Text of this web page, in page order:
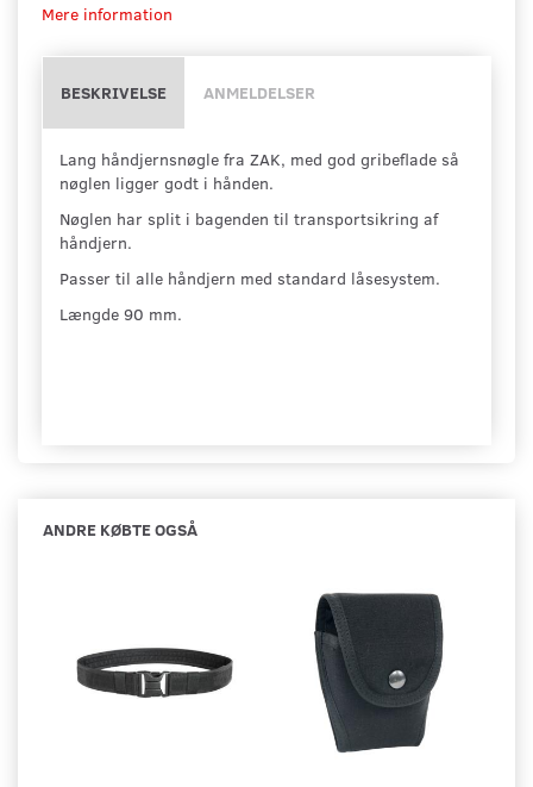
Mere information
BESKRIVELSE ANMELDELSER
Lang håndjernsnøgle fra ZAK, med god gribeflade så
nøglen ligger godt i hånden.
Nøglen har split i bagenden til transportsikring af
håndjern.
Passer til alle håndjern med standard låsesystem.
Længde 90 mm.
ANDRE KØBTE OGSÅ